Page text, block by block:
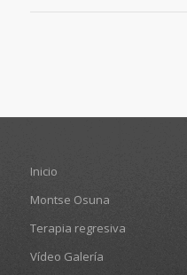
Inicio
Montse Osuna
Terapia regresiva
Vídeo Galería